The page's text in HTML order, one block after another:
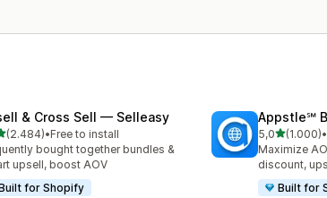
& Cross Sell — Selleasy
5 estrelas
(2.484)
total de avaliações
•Free to install
bought together bundles &
upsell, boost AOV
for Shopify
Appstle℠
5,0de 5(1.000)
1000 total •
Maximize
discount,
Built for